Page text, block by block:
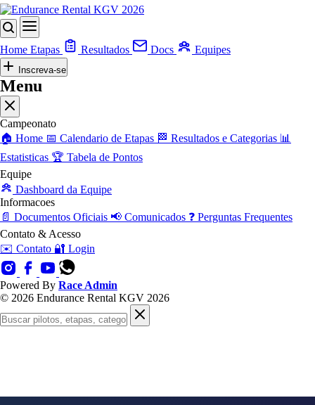
Home Etapas Resultados Docs Equipes
Inscreva-se
Menu
Campeonato
🏠 Home 📅 Calendario de Etapas 🏁 Resultados e Categorias 📊
Estatisticas 🏆 Tabela de Pontos
Equipe
Dashboard da Equipe
Informacoes
📄 Documentos Oficiais 📢 Comunicados ❓ Perguntas Frequentes
Contato & Acesso
✉️ Contato 🔐 Login
Powered By Race Admin
© 2026 Endurance Rental KGV 2026